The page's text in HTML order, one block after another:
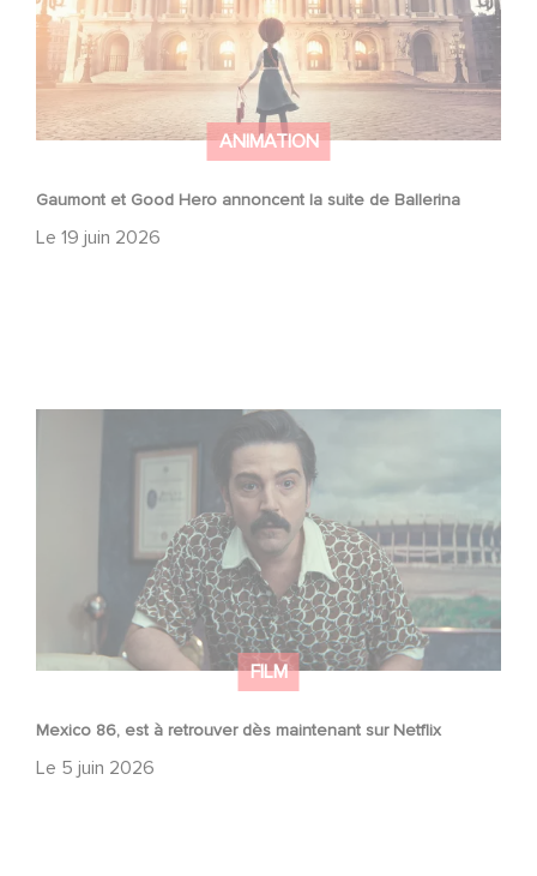
ANIMATION
Gaumont et Good Hero annoncent la suite de Ballerina
Le 19 juin 2026
FILM
Mexico 86, est à retrouver dès maintenant sur Netflix
Le 5 juin 2026
Mexico 86, est à retrouver dès maintenant sur Netflix